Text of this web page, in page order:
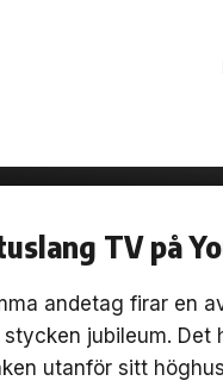
TV på
andetag firar en
jubileum. Det
utanför sitt